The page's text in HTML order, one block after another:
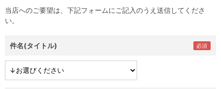
当店へのご要望は、下記フォームにご記入のうえ送信してくださ
い。
件名(タイトル)